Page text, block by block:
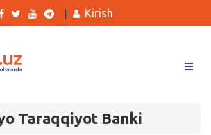
Kirish
Taraqqiyot Banki